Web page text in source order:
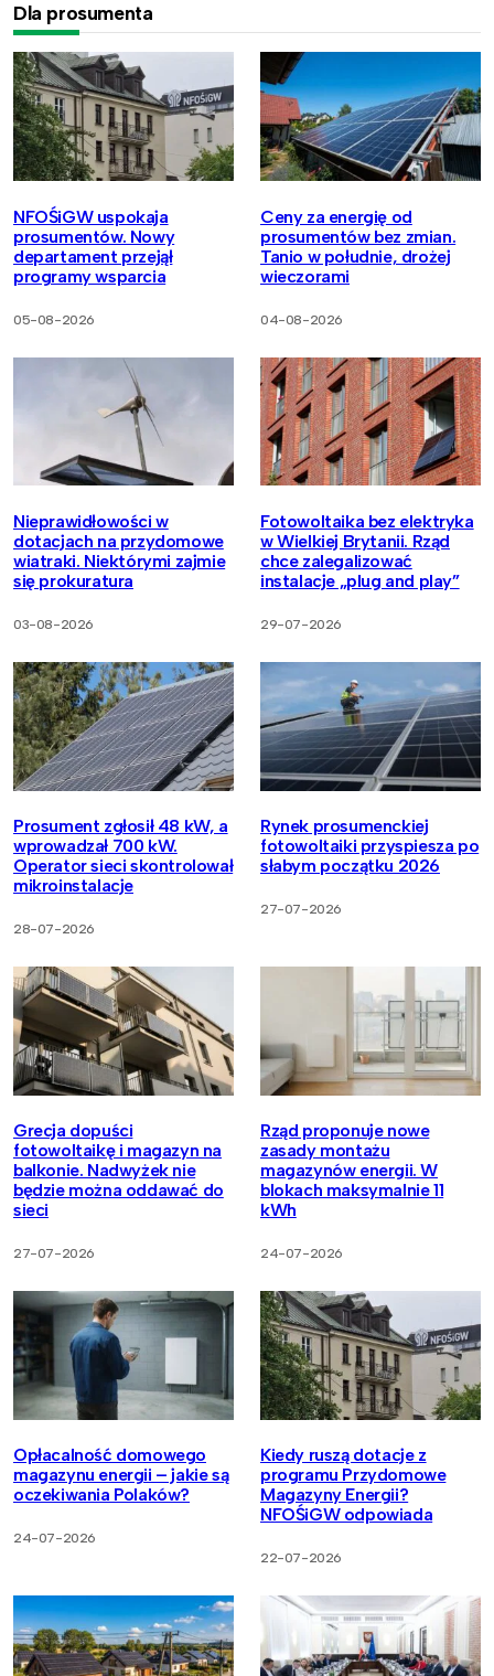
Dla prosumenta
NFOŚiGW uspokaja
prosumentów. Nowy
departament przejął
programy wsparcia
05-08-2026
Ceny za energię od
prosumentów bez zmian.
Tanio w południe, drożej
wieczorami
04-08-2026
Nieprawidłowości w
dotacjach na przydomowe
wiatraki. Niektórymi zajmie
się prokuratura
03-08-2026
Fotowoltaika bez elektryka
w Wielkiej Brytanii. Rząd
chce zalegalizować
instalacje „plug and play”
29-07-2026
Prosument zgłosił 48 kW, a
wprowadzał 700 kW.
Operator sieci skontrolował
mikroinstalacje
28-07-2026
Rynek prosumenckiej
fotowoltaiki przyspiesza po
słabym początku 2026
27-07-2026
Grecja dopuści
fotowoltaikę i magazyn na
balkonie. Nadwyżek nie
będzie można oddawać do
sieci
27-07-2026
Rząd proponuje nowe
zasady montażu
magazynów energii. W
blokach maksymalnie 11
kWh
24-07-2026
Opłacalność domowego
magazynu energii – jakie są
oczekiwania Polaków?
24-07-2026
Kiedy ruszą dotacje z
programu Przydomowe
Magazyny Energii?
NFOŚiGW odpowiada
22-07-2026